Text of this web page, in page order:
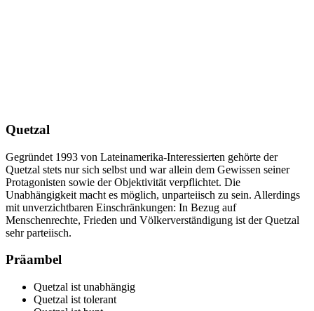
Quetzal
Gegründet 1993 von Lateinamerika-Interessierten gehörte der
Quetzal stets nur sich selbst und war allein dem Gewissen seiner
Protagonisten sowie der Objektivität verpflichtet. Die
Unabhängigkeit macht es möglich, unparteiisch zu sein. Allerdings
mit unverzichtbaren Einschränkungen: In Bezug auf
Menschenrechte, Frieden und Völkerverständigung ist der Quetzal
sehr parteiisch.
Präambel
Quetzal ist unabhängig
Quetzal ist tolerant